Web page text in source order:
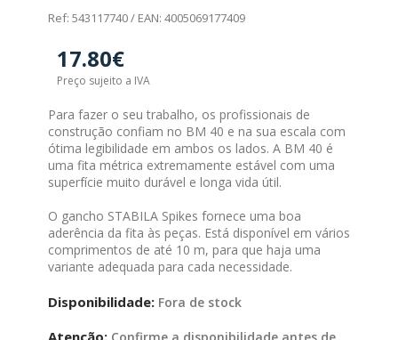
Ref: 543117740 / EAN: 4005069177409
17.80€
Preço sujeito a IVA
Para fazer o seu trabalho, os profissionais de
construção confiam no BM 40 e na sua escala com
ótima legibilidade em ambos os lados. A BM 40 é
uma fita métrica extremamente estável com uma
superfície muito durável e longa vida útil.
O gancho STABILA Spikes fornece uma boa
aderência da fita às peças. Está disponível em vários
comprimentos de até 10 m, para que haja uma
variante adequada para cada necessidade.
Disponibilidade: Fora de stock
Atenção: